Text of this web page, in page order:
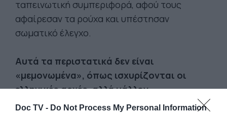
Doc TV - Do Not Process My Personal Information
ταπεινωτική συμπεριφορά, αφού τους
αφαίρεσαν τα ρούχα και υπέστησαν
σωματικό έλεγχο.
Αυτά τα περιστατικά δεν είναι
«μεμονωμένα», όπως ισχυρίζονται οι
ελληνικές αρχές, αλλά μάλλον
συστηματικά, και αντανακλούν μια